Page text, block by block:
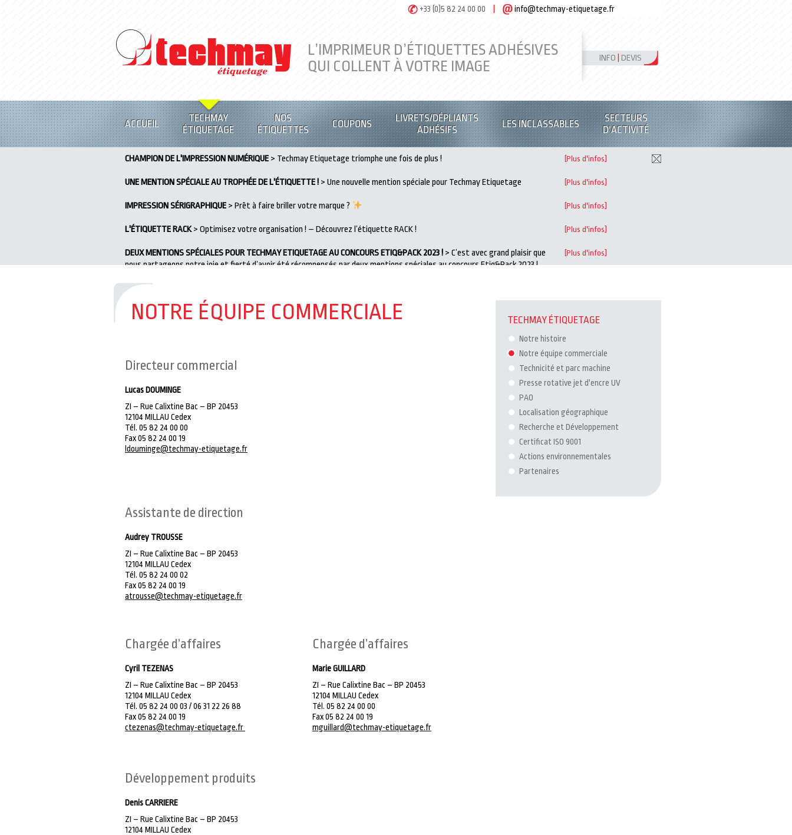
L’IMPRIMEUR D’ÉTIQUETTESADHÉSIVES
QUI COLLENT À VOTRE IMAGE
+33 (0)5 82 24 00 00 info@techmay-etiquetage.fr
INFO DEVIS
ACCUEIL
TECHMAY
ÉTIQUETAGE
NOS
ÉTIQUETTES
COUPONS
LIVRETS/DÉPLIANTS
ADHÉSIFS
LES INCLASSABLES
SECTEURS
D’ACTIVITÉ
CHAMPION DE L'IMPRESSION NUMÉRIQUE > Techmay Etiquetage triomphe une fois de plus ! [Plus d'infos]
UNE MENTION SPÉCIALE AU TROPHÉE DE L'ÉTIQUETTE ! > Une nouvelle mention spéciale pour Techmay Etiquetage [Plus d'infos]
IMPRESSION SÉRIGRAPHIQUE > Prêt à faire briller votre marque ? [Plus d'infos]
L'ÉTIQUETTE RACK> Optimisez votre organisation ! – Découvrez l’étiquette RACK ! [Plus d'infos]
DEUX MENTIONS SPÉCIALES POUR TECHMAY ETIQUETAGE AU CONCOURS ETIQ&PACK 2023 ! > C’est avec grand plaisir que
nous partageons notre joie et fierté d’avoir été récompensés par deux mentions spéciales au concours Etiq&Pack 2023 !
[Plus d'infos]
NOTRE ÉQUIPE COMMERCIALE
Directeur commercial
Lucas DOUMINGE
ZI – Rue Calixtine Bac – BP 20453
12104 MILLAU Cedex
Tél. 05 82 24 00 00
Fax 05 82 24 00 19
ldouminge@techmay-etiquetage.fr
Assistante de direction
Audrey TROUSSE
ZI – Rue Calixtine Bac – BP 20453
12104 MILLAU Cedex
Tél. 05 82 24 00 02
Fax 05 82 24 00 19
atrousse@techmay-etiquetage.fr
Chargée d’affaires
Cyril TEZENAS
ZI – Rue Calixtine Bac – BP 20453
12104 MILLAU Cedex
Tél. 05 82 24 00 03 / 06 31 22 26 88
Fax 05 82 24 00 19
ctezenas@techmay-etiquetage.fr
Chargée d’affaires
Marie GUILLARD
ZI – Rue Calixtine Bac – BP 20453
12104 MILLAU Cedex
Tél. 05 82 24 00 00
Fax 05 82 24 00 19
mguillard@techmay-etiquetage.fr
Développement produits
Denis CARRIERE
ZI – Rue Calixtine Bac – BP 20453
12104 MILLAU Cedex
TECHMAY ÉTIQUETAGE
Notre histoire
Notre équipe commerciale
Technicité et parc machine
Presse rotative jet d'encre UV
PAO
Localisation géographique
Recherche et Développement
Certificat ISO 9001
Actions environnementales
Partenaires